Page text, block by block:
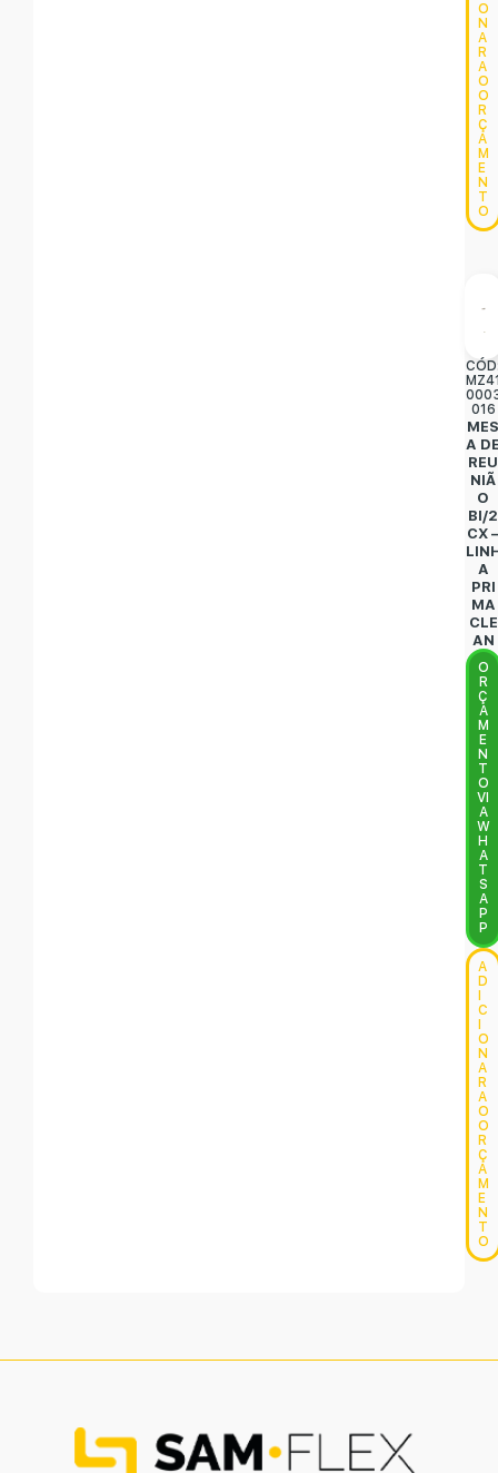
O
N
A
R
A
O
O
R
Ç
A
M
E
N
T
O
016
A
REU
NIÃ
O
BI/2
CX
A
PRI
MA
CLE
AN
O
R
Ç
A
M
E
N
T
O
VI
A
W
H
A
T
S
A
P
P
A
D
C
O
N
A
R
A
O
O
R
Ç
A
M
E
N
T
O